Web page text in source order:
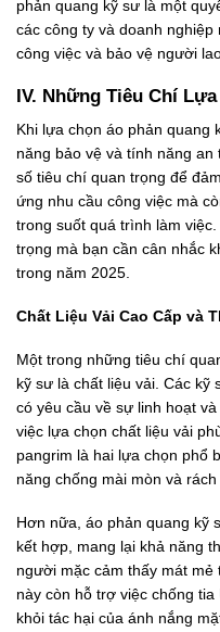
phản quang kỹ sư là một
các công ty và doanh
công việc và bảo vệ người
IV. Những Tiêu Chí
Khi lựa chọn áo phản quang
năng bảo vệ và tính năng
số tiêu chí quan trọng để
ứng nhu cầu công việc mà
trong suốt quá trình làm
trọng mà bạn cần cân nhắc
trong năm 2025.
Chất Liệu Vải Cao Cấp và
Một trong những tiêu chí
kỹ sư là chất liệu vải. Các
có yêu cầu về sự linh hoạt
việc lựa chọn chất liệu vải
pangrim là hai lựa chọn phổ
năng chống mài mòn và rách
Hơn nữa, áo phản quang kỹ
kết hợp, mang lại khả năng
người mặc cảm thấy mát
này còn hỗ trợ việc chống
khỏi tác hại của ánh nắng